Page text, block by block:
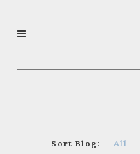
Sort Blog: All